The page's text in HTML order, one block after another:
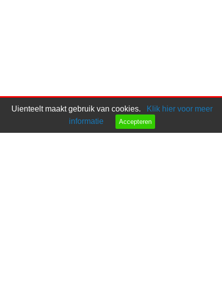
Uienteelt maakt gebruik van cookies.
Klik hier voor meer
informatie
Accepteren